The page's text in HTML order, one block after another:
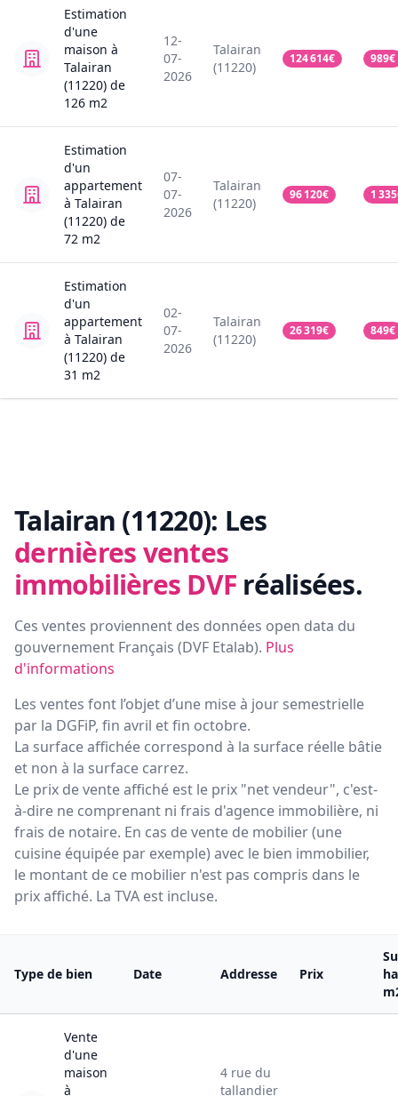
Estimation
d'une
maison à
Talairan
(11220) de
126 m2
12-
07-
2026
Talairan
(11220)
124 614€ 989€
Estimation
d'un
appartement
à Talairan
(11220) de
72 m2
07-
07-
2026
Talairan
(11220)
96 120€ 1 335
Estimation
d'un
appartement
à Talairan
(11220) de
31 m2
02-
07-
2026
Talairan
(11220)
26 319€ 849€
Talairan (11220): Les
dernières ventes
immobilières DVF réalisées.
Ces ventes proviennent des données open data du
gouvernement Français (DVF Etalab). Plus
d'informations
Les ventes font l’objet d’une mise à jour semestrielle
par la DGFiP, fin avril et fin octobre.
La surface affichée correspond à la surface réelle bâtie
et non à la surface carrez.
Le prix de vente affiché est le prix "net vendeur", c'est-
à-dire ne comprenant ni frais d'agence immobilière, ni
frais de notaire. En cas de vente de mobilier (une
cuisine équipée par exemple) avec le bien immobilier,
le montant de ce mobilier n'est pas compris dans le
prix affiché. La TVA est incluse.
Type de bien Date Addresse Prix
Vente
d'une
maison
à
4 rue du
tallandier